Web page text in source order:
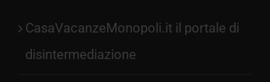
CasaVacanzeMonopoli.it il portale di
disintermediazione